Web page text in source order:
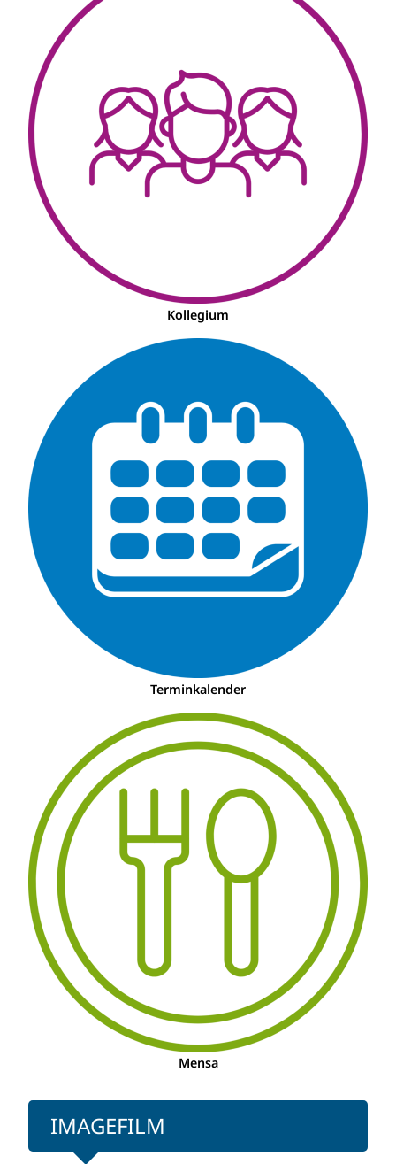
Kollegium
Terminkalender
Mensa
IMAGEFILM